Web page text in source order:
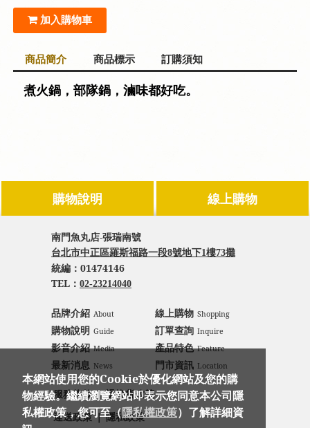
本網站使用您的Cookie於優化網站及您的購
物經驗。繼續瀏覽網站即表示您同意本公司隱
私權政策，您可至（隱私權政策）了解詳細資
加入購物車
商品簡介 商品標示 訂購須知
煮火鍋，部隊鍋，滷味都好吃。
購物說明 線上購物
南門魚丸店-張瑞南號
台北市中正區羅斯福路一段8號地下1樓73攤
統編： 01474146
TEL： 02-23214040
品牌介紹 About 線上購物 Shopping
購物說明 Guide 訂單查詢 Inquire
影音介紹 Media 產品特色 Feature
最新消息 News 門市資訊 Location
服務條款 ｜ 退換貨政策
運送政策 ｜ 隱私政策